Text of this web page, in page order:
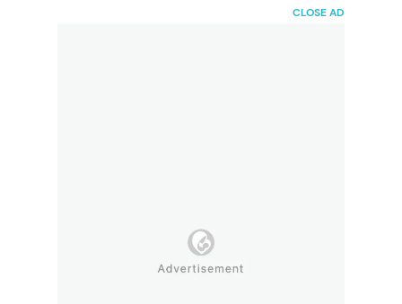
CLOSE AD